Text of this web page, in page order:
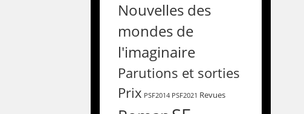
Nouvelles des
mondes de
l'imaginaire
Parutions et sorties
Prix PSF2014 PSF2021 Revues